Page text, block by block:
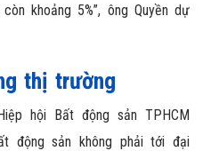
khoảng 5%”, ông Quyền dự
thị trường
hội Bất động sản TPHCM
động sản không phải tới đại